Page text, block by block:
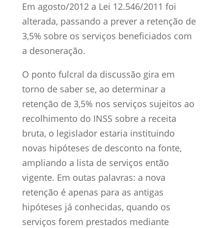
Em agosto/2012 a Lei 12.546/2011 foi
alterada, passando a prever a retenção de
3,5% sobre os serviços beneficiados com
a desoneração.
O ponto fulcral da discussão gira em
torno de saber se, ao determinar a
retenção de 3,5% nos serviços sujeitos ao
recolhimento do INSS sobre a receita
bruta, o legislador estaria instituindo
novas hipóteses de desconto na fonte,
ampliando a lista de serviços então
vigente. Em outas palavras: a nova
retenção é apenas para as antigas
hipóteses já conhecidas, quando os
serviços forem prestados mediante